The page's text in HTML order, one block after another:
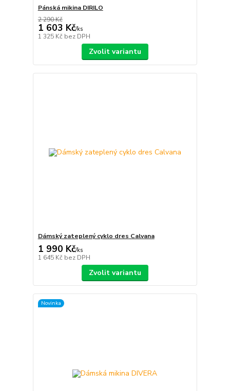
Pánská mikina DIRILO
2 290 Kč
1 603 Kč/ks
1 325 Kč bez DPH
Zvolit variantu
Dámský zateplený cyklo dres Calvana
1 990 Kč/ks
1 645 Kč bez DPH
Zvolit variantu
Novinka